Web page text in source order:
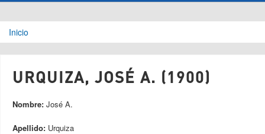
Se encuentra usted aquí
Inicio
URQUIZA, JOSÉ A. (1900)
Nombre: José A.
Apellido: Urquiza